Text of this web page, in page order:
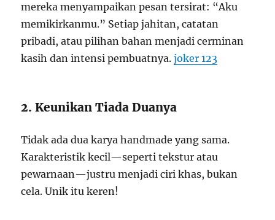
mereka menyampaikan pesan tersirat: “Aku
memikirkanmu.” Setiap jahitan, catatan
pribadi, atau pilihan bahan menjadi cerminan
kasih dan intensi pembuatnya.joker 123
2. Keunikan Tiada Duanya
Tidak ada dua karya handmade yang sama.
Karakteristik kecil—seperti tekstur atau
pewarnaan—justru menjadi ciri khas, bukan
cela. Unik itu keren!